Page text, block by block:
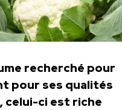
recherché pour
pour ses qualités
ci est riche